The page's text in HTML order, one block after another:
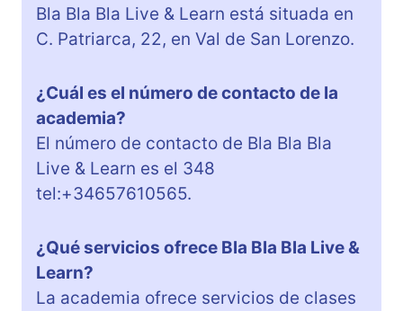
Bla Bla Bla Live & Learn está situada en
C. Patriarca, 22, en Val de San Lorenzo.
¿Cuál es el número de contacto de la
academia?
El número de contacto de Bla Bla Bla
Live & Learn es el 348
tel:+34657610565.
¿Qué servicios ofrece Bla Bla Bla Live &
Learn?
La academia ofrece servicios de clases